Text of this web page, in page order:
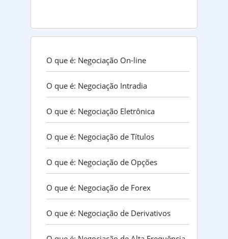
O que é: Negociação On-line
O que é: Negociação Intradia
O que é: Negociação Eletrônica
O que é: Negociação de Títulos
O que é: Negociação de Opções
O que é: Negociação de Forex
O que é: Negociação de Derivativos